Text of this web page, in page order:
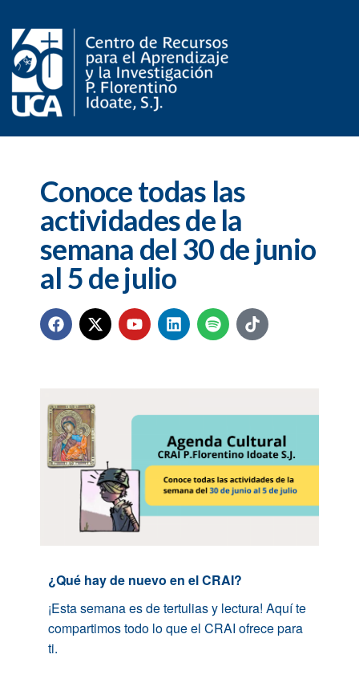
Conoce todas las
actividades de la
semana del 30 de junio
al 5 de julio
¿Qué hay de nuevo en el CRAI?
¡Esta semana es de tertulias y lectura! Aquí te
compartimos todo lo que el CRAI ofrece para
ti.